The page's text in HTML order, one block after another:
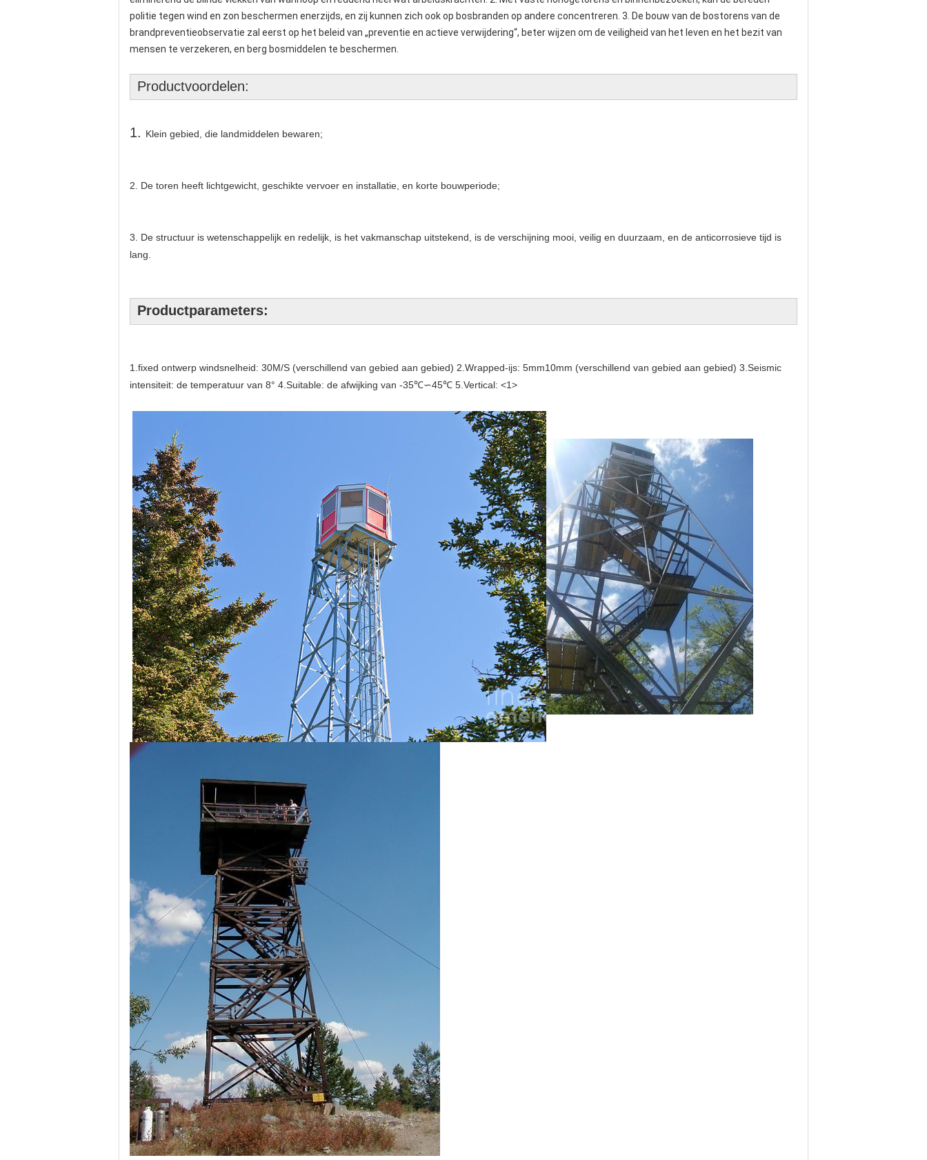
politie tegen wind en zon beschermen enerzijds, en zij kunnen zich ook op bosbranden op andere concentreren. 3. De bouw van de bostorens van de
brandpreventieobservatie zal eerst op het beleid van „preventie en actieve verwijdering“, beter wijzen om de veiligheid van het leven en het bezit van
mensen te verzekeren, en berg bosmiddelen te beschermen.
Productvoordelen:
1. Klein gebied, die landmiddelen bewaren;
2. De toren heeft lichtgewicht, geschikte vervoer en installatie, en korte bouwperiode;
3. De structuur is wetenschappelijk en redelijk, is het vakmanschap uitstekend, is de verschijning mooi, veilig en duurzaam, en de anticorrosieve tijd is
lang.
Productparameters:
1.fixed ontwerp windsnelheid: 30M/S (verschillend van gebied aan gebied) 2.Wrapped-ijs: 5mm10mm (verschillend van gebied aan gebied) 3.Seismic
intensiteit: de temperatuur van 8° 4.Suitable: de afwijking van -35℃∽45℃ 5.Vertical: <1>